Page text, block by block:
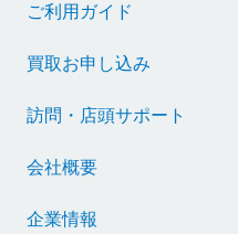
ご利用ガイド
買取お申し込み
訪問・店頭サポート
会社概要
企業情報